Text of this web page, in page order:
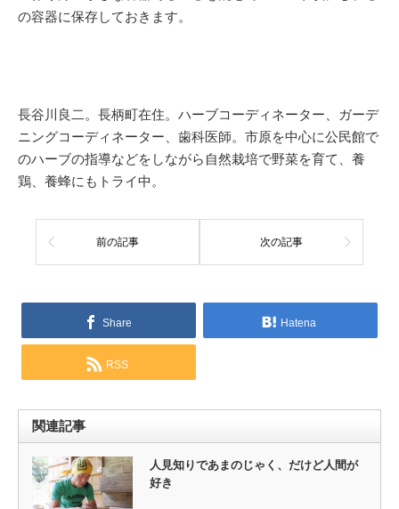
の容器に保存しておきます。
長谷川良二。長柄町在住。ハーブコーディネーター、ガーデ
ニングコーディネーター、歯科医師。市原を中心に公民館で
のハーブの指導などをしながら自然栽培で野菜を育て、養
鶏、養蜂にもトライ中。
前の記事 次の記事
Share Hatena
RSS
関連記事
人見知りであまのじゃく、だけど人間が
好き